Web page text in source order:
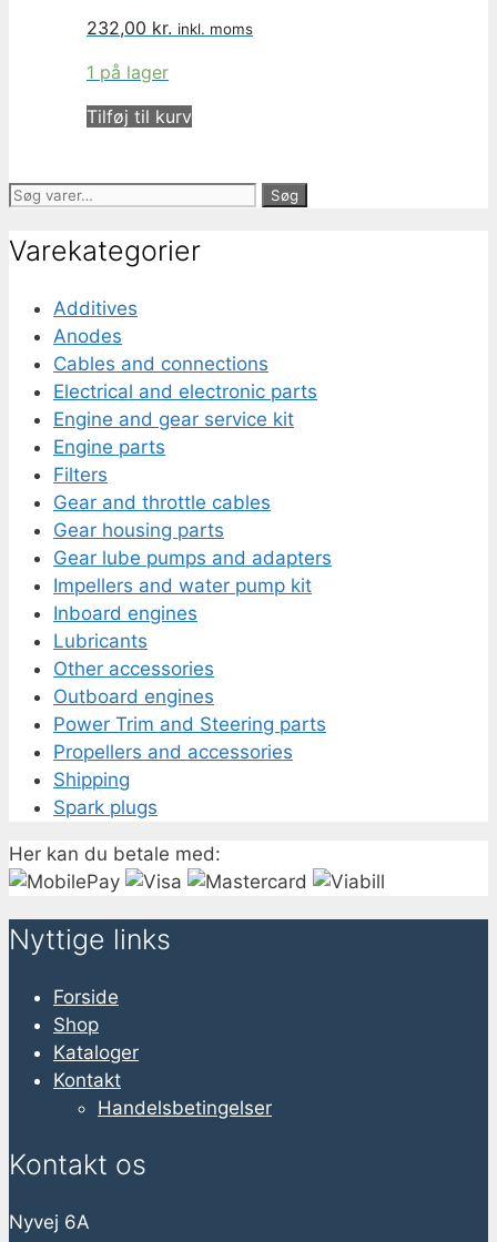
232,00 kr. inkl. moms
1 på lager
Tilføj til kurv
Søg
Søg
Varekategorier
Additives
Anodes
Cables and connections
Electrical and electronic parts
Engine and gear service kit
Engine parts
Filters
Gear and throttle cables
Gear housing parts
Gear lube pumps and adapters
Impellers and water pump kit
Inboard engines
Lubricants
Other accessories
Outboard engines
Power Trim and Steering parts
Propellers and accessories
Shipping
Spark plugs
Her kan du betale med:
Nyttige links
Forside
Shop
Kataloger
Kontakt
Handelsbetingelser
Kontakt os
Nyvej 6A